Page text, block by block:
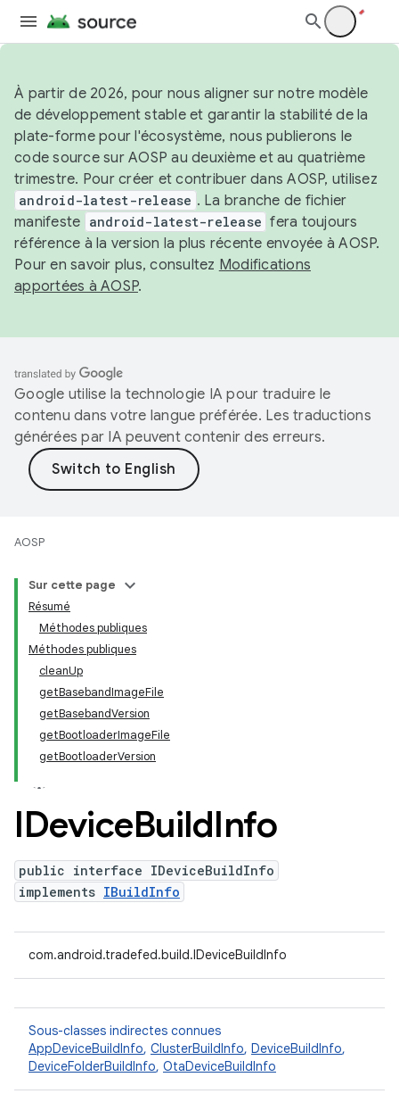
À partir de 2026, pour nous aligner sur notre modèle
de développement stable et garantir la stabilité de la
plate-forme pour l'écosystème, nous publierons le
code source sur AOSP au deuxième et au quatrième
trimestre. Pour créer et contribuer dans AOSP, utilisez
android-latest-release . La branche de fichier
manifeste android-latest-release fera toujours
référence à la version la plus récente envoyée à AOSP.
Pour en savoir plus, consultez Modifications
apportées à AOSP.
Google utilise la technologie IA pour traduire le
contenu dans votre langue préférée. Les traductions
générées par IA peuvent contenir des erreurs.
AOSP
Sur cette page
Résumé
Méthodes publiques
Méthodes publiques
cleanUp
getBasebandImageFile
getBasebandVersion
getBootloaderImageFile
getBootloaderVersion
IDeviceBuildInfo
public interface IDeviceBuildInfo
implements IBuildInfo
com.android.tradefed.build.IDeviceBuildInfo
Sous-classes indirectes connues
AppDeviceBuildInfo, ClusterBuildInfo, DeviceBuildInfo,
DeviceFolderBuildInfo, OtaDeviceBuildInfo